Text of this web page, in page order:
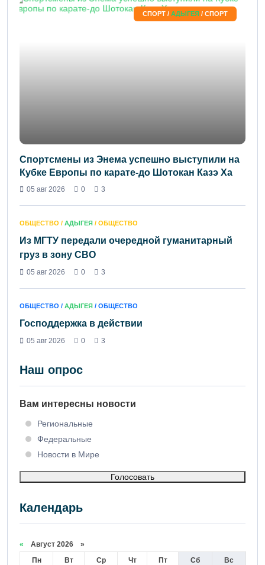
СПОРТ / АДЫГЕЯ / СПОРТ
Спортсмены из Энема успешно выступили на
Кубке Европы по карате-до Шотокан Казэ Ха
05 авг 2026 0 3
ОБЩЕСТВО / АДЫГЕЯ / ОБЩЕСТВО
Из МГТУ передали очередной гуманитарный
груз в зону СВО
05 авг 2026 0 3
ОБЩЕСТВО / АДЫГЕЯ / ОБЩЕСТВО
Господдержка в действии
05 авг 2026 0 3
Наш опрос
Вам интересны новости
Региональные
Федеральные
Новости в Мире
Голосовать
Календарь
« Август 2026 »
Пн
Вт Ср Чт Пт Сб Вс